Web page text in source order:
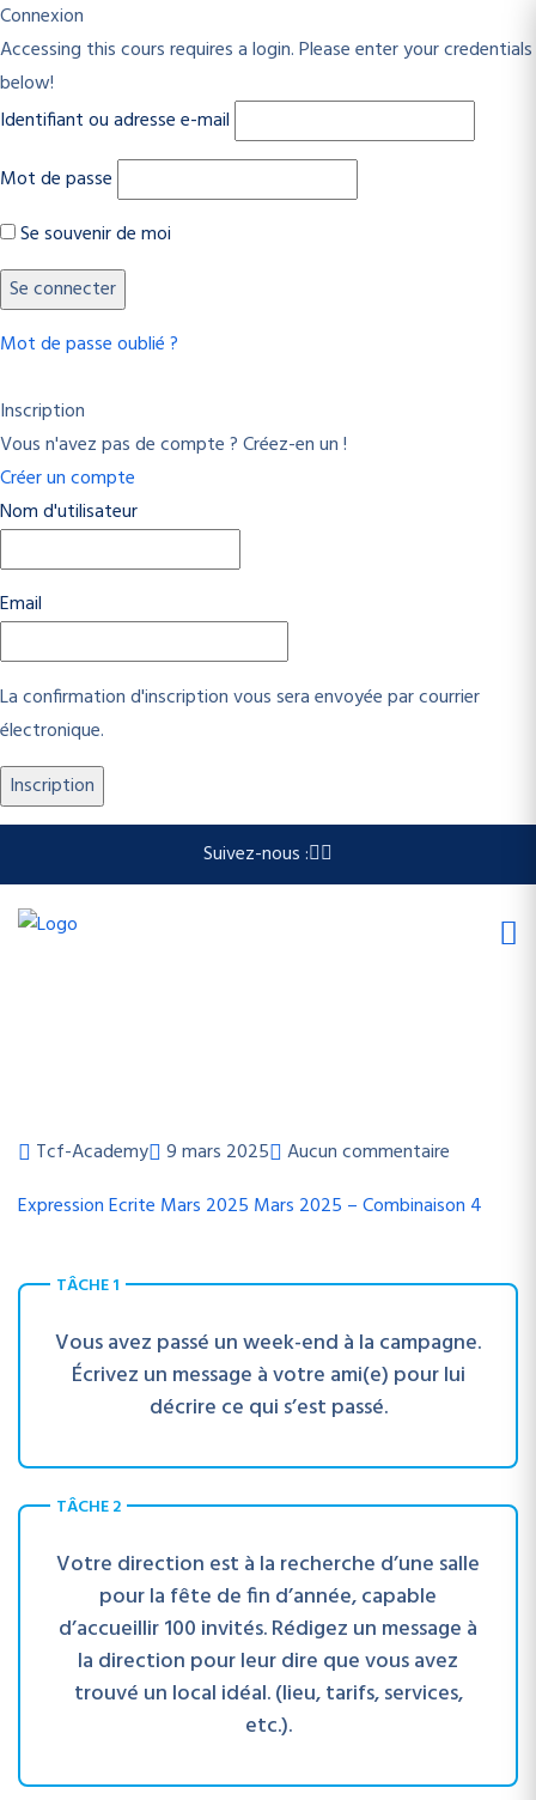
Connexion
Accessing this cours requires a login. Please enter your credentials
below!
Identifiant ou adresse e-mail
Mot de passe
Se souvenir de moi
Mot de passe oublié ?
Inscription
Vous n'avez pas de compte ? Créez-en un !
Créer un compte
Nom d'utilisateur
Email
La confirmation d'inscription vous sera envoyée par courrier
électronique.
Suivez-nous :
Tcf-Academy 9 mars 2025
Aucun commentaire
Expression Ecrite Mars 2025 Mars 2025 – Combinaison 4
TÂCHE 1
Vous avez passé un week-end à la campagne.
Écrivez un message à votre ami(e) pour lui
décrire ce qui s’est passé.
TÂCHE 2
Votre direction est à la recherche d’une salle
pour la fête de fin d’année, capable
d’accueillir 100 invités. Rédigez un message à
la direction pour leur dire que vous avez
trouvé un local idéal. (lieu, tarifs, services,
etc.).